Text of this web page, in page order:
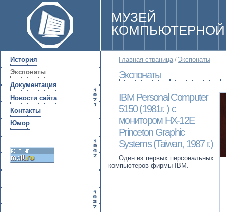
МУЗЕЙ
КОМПЬЮТЕРНОЙ
Главная страница / Экспонаты
Экспонаты
IBM Personal Computer
5150 (1981г. ) с
монитором HX-12E
Princeton Graphic
Systems (Taiwan, 1987 г.)
Один из первых персональных
компьютеров фирмы IBM.
История
Экспонаты
Документация
Новости сайта
Контакты
Юмор